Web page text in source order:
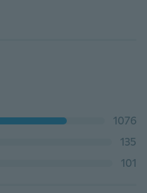
1076
135
101